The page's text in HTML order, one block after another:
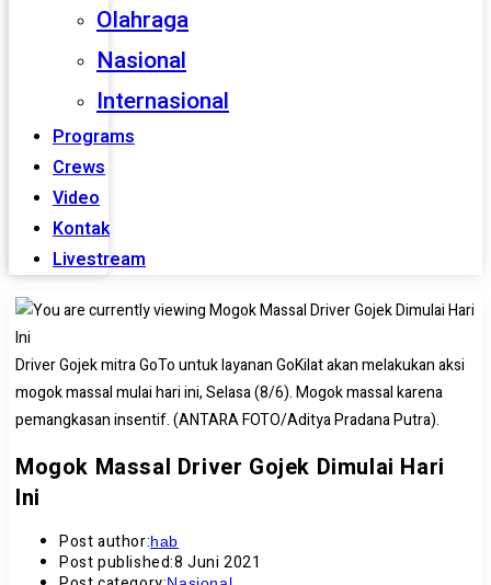
Olahraga
Nasional
Internasional
Programs
Crews
Video
Kontak
Livestream
Driver Gojek mitra GoTo untuk layanan GoKilat akan melakukan aksi
mogok massal mulai hari ini, Selasa (8/6). Mogok massal karena
pemangkasan insentif. (ANTARA FOTO/Aditya Pradana Putra).
Mogok Massal Driver Gojek Dimulai Hari
Ini
Post author:hab
Post published:8 Juni 2021